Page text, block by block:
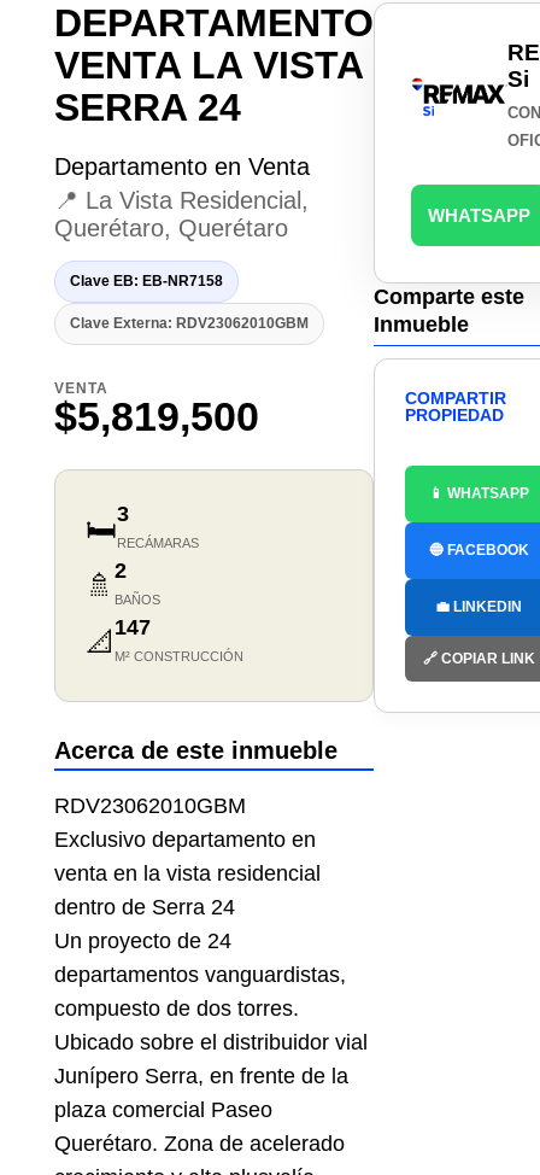
DEPARTAMENTO
VENTA LA VISTA
SERRA 24
Departamento en Venta
📍 La Vista Residencial,
Querétaro, Querétaro
Clave EB: EB-NR7158
Clave Externa: RDV23062010GBM
VENTA
$5,819,500
🛏️3
RECÁMARAS
🚿 2
BAÑOS
📐 147
M² CONSTRUCCIÓN
Acerca de este inmueble
RDV23062010GBM
Exclusivo departamento en
venta en la vista residencial
dentro de Serra 24
Un proyecto de 24
departamentos vanguardistas,
compuesto de dos torres.
Ubicado sobre el distribuidor vial
Junípero Serra, en frente de la
plaza comercial Paseo
Querétaro. Zona de acelerado
Si
WHATSAPP
Comparte este
Inmueble
COMPARTIR
PROPIEDAD
📱 WHATSAPP
🔵 FACEBOOK
💼 LINKEDIN
🔗 COPIAR LINK